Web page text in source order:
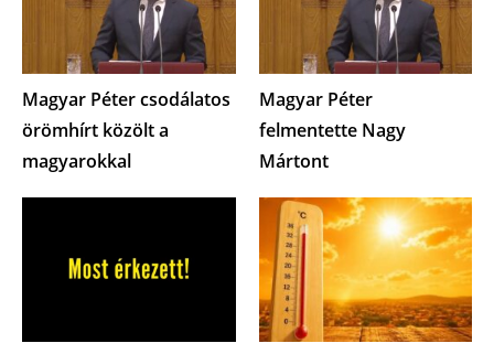
Magyar Péter csodálatos
örömhírt közölt a
magyarokkal
Magyar Péter
felmentette Nagy
Mártont